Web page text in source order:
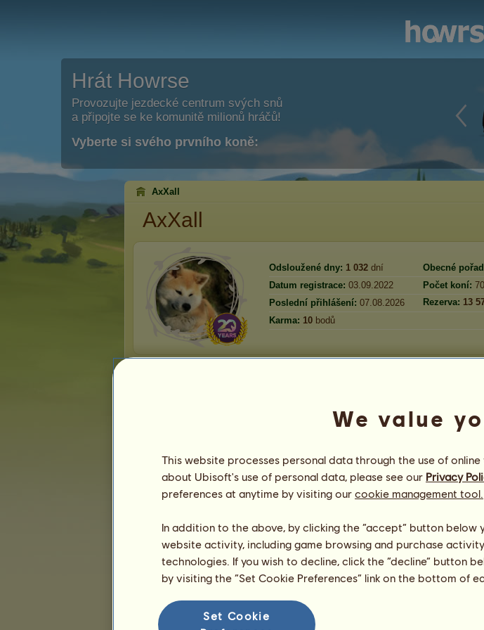
Hrát Howrse
Provozujte jezdecké centrum svých snů
a připojte se ke komunitě milionů hráčů!
Vyberte si svého prvního koně:
AxXall
AxXall
Odsloužené dny: 1 032 dní Obecné
Datum registrace: 03.09.2022 Počet koní:
Poslední přihlášení: 07.08.2026 Rezerva: 13
Karma: 10 bodů
Desiree
코키노
nedávných:
MidnightDawn13
boxinka8
Trofeje
We value
This website processes personal data through the use of
about Ubisoft's use of personal data, please see our Privacy
preferences at anytime by visiting our cookie management tool.
In addition to the above, by clicking the “accept” button
website activity, including game browsing and purchase
technologies. If you wish to decline, click the “decline” button
by visiting the “Set Cookie Preferences” link on the bottom of
Set Cookie